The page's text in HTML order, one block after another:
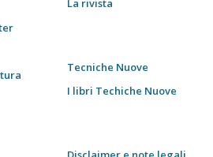
La rivista
Tecniche Nuove
I libri Techiche Nuove